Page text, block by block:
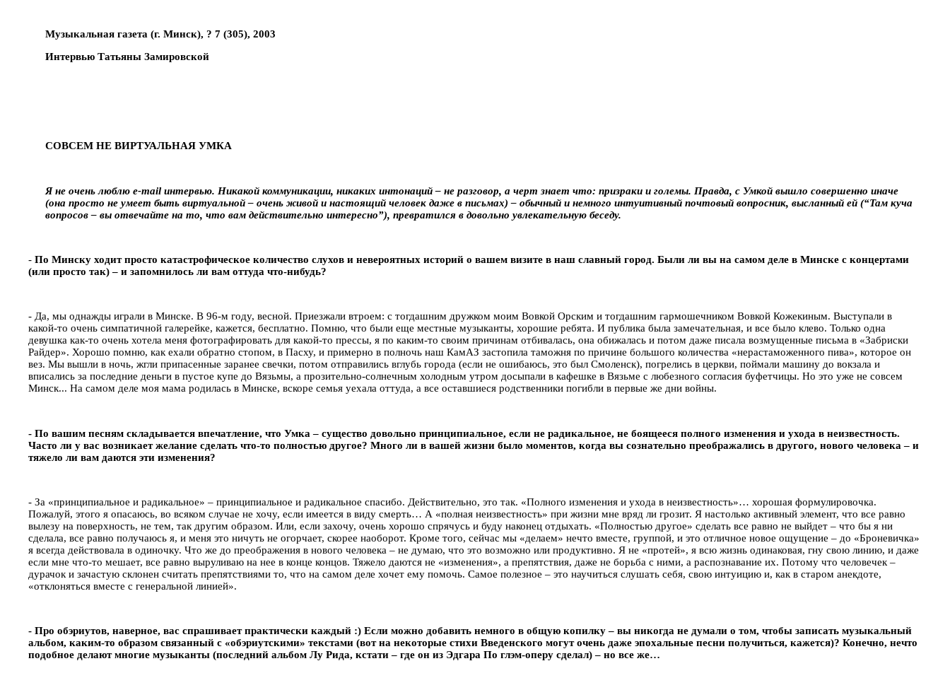
Музыкальная газета (г. Минск), ? 7 (305), 2003
Интервью Татьяны Замировской
СОВСЕМ НЕ ВИРТУАЛЬНАЯ УМКА
Я не очень люблю e-mail интервью. Никакой коммуникации, никаких интонаций – не разговор, а черт знает что: призраки и големы. Правда, с Умкой вышло совершенно иначе
(она просто не умеет быть виртуальной – очень живой и настоящий человек даже в письмах) – обычный и немного интуитивный почтовый вопросник, высланный ей (“Там куча
вопросов – вы отвечайте на то, что вам действительно интересно”), превратился в довольно увлекательную беседу.
- По Минску ходит просто катастрофическое количество слухов и невероятных историй о вашем визите в наш славный город. Были ли вы на самом деле в Минске с концертами
(или просто так) – и запомнилось ли вам оттуда что-нибудь?
- Да, мы однажды играли в Минске. В 96-м году, весной. Приезжали втроем: с тогдашним дружком моим Вовкой Орским и тогдашним гармошечником Вовкой Кожекиным. Выступали в
какой-то очень симпатичной галерейке, кажется, бесплатно. Помню, что были еще местные музыканты, хорошие ребята. И публика была замечательная, и все было клево. Только одна
девушка как-то очень хотела меня фотографировать для какой-то прессы, я по каким-то своим причинам отбивалась, она обижалась и потом даже писала возмущенные письма в «Забриски
Райдер». Хорошо помню, как ехали обратно стопом, в Пасху, и примерно в полночь наш КамАЗ застопила таможня по причине большого количества «нерастаможенного пива», которое он
вез. Мы вышли в ночь, жгли припасенные заранее свечки, потом отправились вглубь города (если не ошибаюсь, это был Смоленск), погрелись в церкви, поймали машину до вокзала и
вписались за последние деньги в пустое купе до Вязьмы, а прозительно-солнечным холодным утром досыпали в кафешке в Вязьме с любезного согласия буфетчицы. Но это уже не совсем
Минск... На самом деле моя мама родилась в Минске, вскоре семья уехала оттуда, а все оставшиеся родственники погибли в первые же дни войны.
- По вашим песням складывается впечатление, что Умка – существо довольно принципиальное, если не радикальное, не боящееся полного изменения и ухода в неизвестность.
Часто ли у вас возникает желание сделать что-то полностью другое? Много ли в вашей жизни было моментов, когда вы сознательно преображались в другого, нового человека – и
тяжело ли вам даются эти изменения?
- За «принципиальное и радикальное» – принципиальное и радикальное спасибо. Действительно, это так. «Полного изменения и ухода в неизвестность»… хорошая формулировочка.
Пожалуй, этого я опасаюсь, во всяком случае не хочу, если имеется в виду смерть… А «полная неизвестность» при жизни мне вряд ли грозит. Я настолько активный элемент, что все равно
вылезу на поверхность, не тем, так другим образом. Или, если захочу, очень хорошо спрячусь и буду наконец отдыхать. «Полностью другое» сделать все равно не выйдет – что бы я ни
сделала, все равно получаюсь я, и меня это ничуть не огорчает, скорее наоборот. Кроме того, сейчас мы «делаем» нечто вместе, группой, и это отличное новое ощущение – до «Броневичка»
я всегда действовала в одиночку. Что же до преображения в нового человека – не думаю, что это возможно или продуктивно. Я не «протей», я всю жизнь одинаковая, гну свою линию, и даже
если мне что-то мешает, все равно выруливаю на нее в конце концов. Тяжело даются не «изменения», а препятствия, даже не борьба с ними, а распознавание их. Потому что человечек –
дурачок и зачастую склонен считать препятствиями то, что на самом деле хочет ему помочь. Самое полезное – это научиться слушать себя, свою интуицию и, как в старом анекдоте,
«отклоняться вместе с генеральной линией».
- Про обэриутов, наверное, вас спрашивает практически каждый :) Если можно добавить немного в общую копилку – вы никогда не думали о том, чтобы записать музыкальный
альбом, каким-то образом связанный с «обэриутскими» текстами (вот на некоторые стихи Введенского могут очень даже эпохальные песни получиться, кажется)? Конечно, нечто
подобное делают многие музыканты (последний альбом Лу Рида, кстати – где он из Эдгара По глэм-оперу сделал) – но все же…